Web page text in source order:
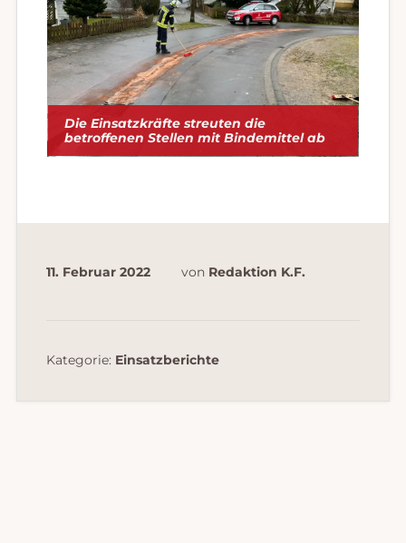
Die Einsatzkräfte streuten die
betroffenen Stellen mit Bindemittel ab
11. Februar 2022 von Redaktion K.F.
Kategorie: Einsatzberichte